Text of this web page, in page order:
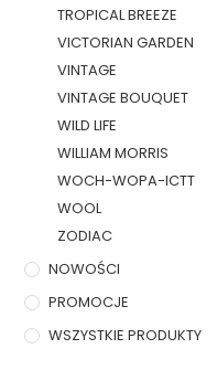
TROPICAL BREEZE
VICTORIAN GARDEN
VINTAGE
VINTAGE BOUQUET
WILD LIFE
WILLIAM MORRIS
WOCH-WOPA-ICTT
WOOL
ZODIAC
NOWOŚCI
PROMOCJE
WSZYSTKIE PRODUKTY